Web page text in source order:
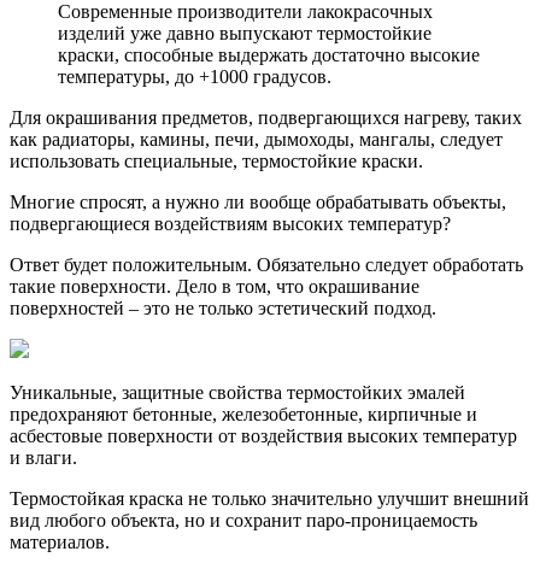
Современные производители лакокрасочных
изделий уже давно выпускают термостойкие
краски, способные выдержать достаточно высокие
температуры, до +1000 градусов.
Для окрашивания предметов, подвергающихся нагреву, таких
как радиаторы, камины, печи, дымоходы, мангалы, следует
использовать специальные, термостойкие краски.
Многие спросят, а нужно ли вообще обрабатывать объекты,
подвергающиеся воздействиям высоких температур?
Ответ будет положительным. Обязательно следует обработать
такие поверхности. Дело в том, что окрашивание
поверхностей – это не только эстетический подход.
Уникальные, защитные свойства термостойких эмалей
предохраняют бетонные, железобетонные, кирпичные и
асбестовые поверхности от воздействия высоких температур
и влаги.
Термостойкая краска не только значительно улучшит внешний
вид любого объекта, но и сохранит паро-проницаемость
материалов.